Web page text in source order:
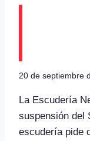
20 de septiembre
La Escudería
suspensión del
escudería pide